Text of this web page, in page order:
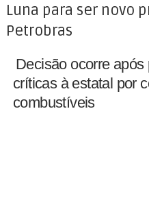
Luna para ser novo
Petrobras
Decisão ocorre
críticas à estatal por
combustíveis